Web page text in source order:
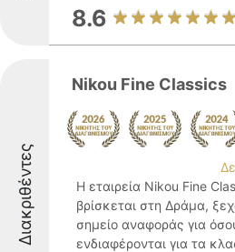
8.6
Διακριθέντες
Nikou Fine Classics
Η εταιρεία Nikou Fine
βρίσκεται στη Δράμα,
σημείο αναφοράς για
ενδιαφέρονται για τα